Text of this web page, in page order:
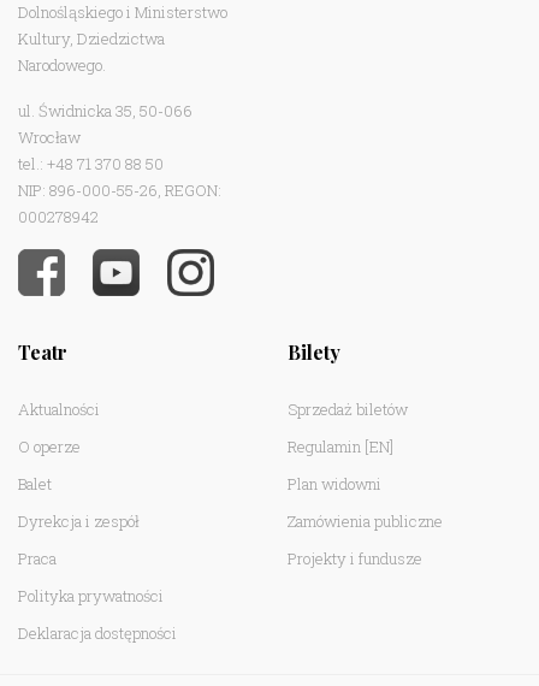
Dolnośląskiego i Ministerstwo
Kultury, Dziedzictwa
Narodowego.
ul. Świdnicka 35, 50-066
Wrocław
tel.: +48 71 370 88 50
NIP: 896-000-55-26, REGON:
000278942
Teatr
Aktualności
O operze
Balet
Dyrekcja i zespół
Praca
Polityka prywatności
Deklaracja dostępności
Bilety
Sprzedaż biletów
Regulamin [EN]
Plan widowni
Zamówienia publiczne
Projekty i fundusze